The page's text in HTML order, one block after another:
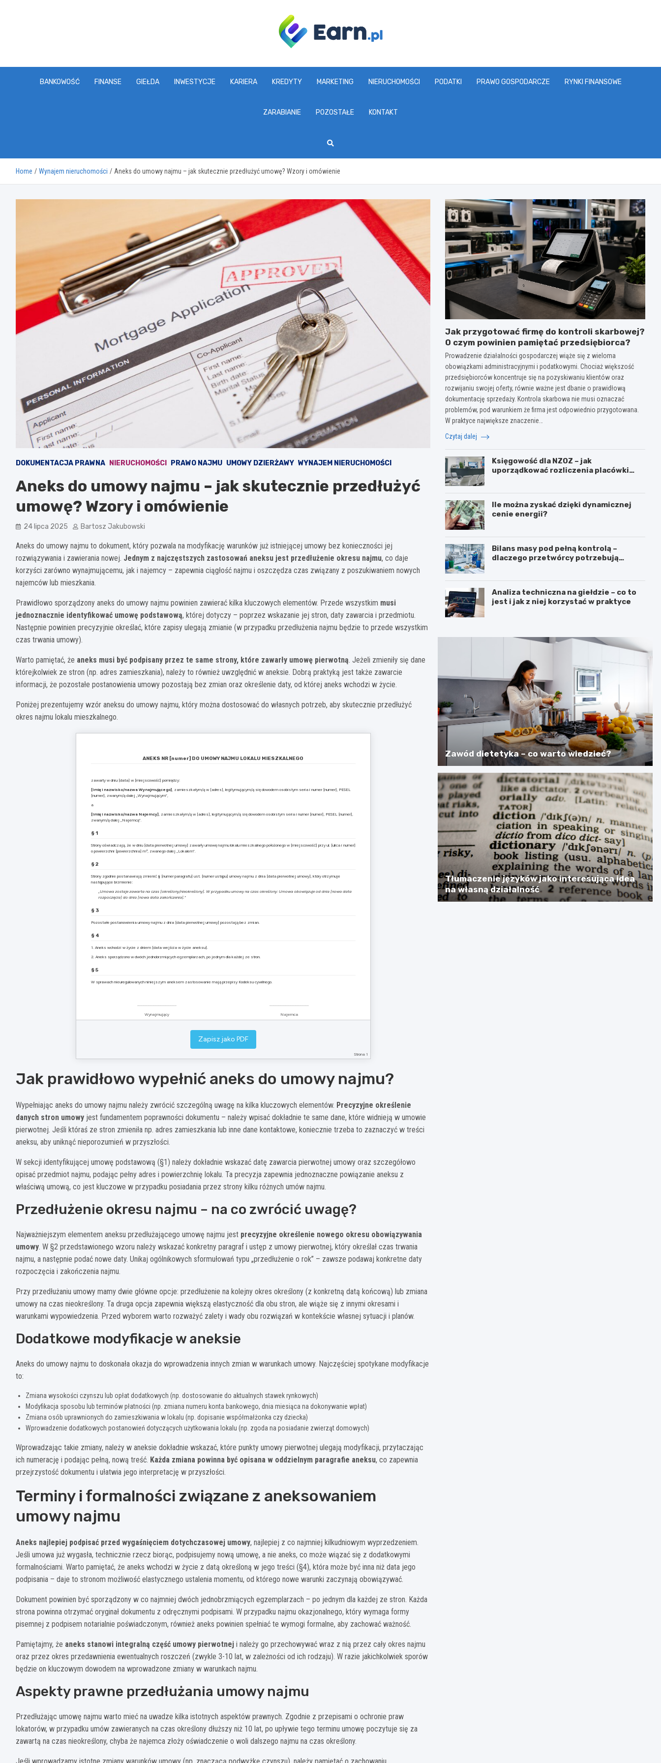
www.earn.pl
BANKOWOŚĆ FINANSE GIEŁDA INWESTYCJE KARIERA KREDYTY MARKETING NIERUCHOMOŚCI PODATKI PRAWO GOSPODARCZE RYNKI FINANSOWE
ZARABIANIE POZOSTAŁE KONTAKT
Home Wynajem nieruchomości Aneks do umowy najmu – jak skutecznie przedłużyć umowę? Wzory i omówienie
DOKUMENTACJA PRAWNA NIERUCHOMOŚCI PRAWO NAJMU UMOWY DZIERŻAWY WYNAJEM NIERUCHOMOŚCI
Aneks do umowy najmu – jak skutecznie przedłużyć
umowę? Wzory i omówienie
24 lipca 2025 Bartosz Jakubowski
Aneks do umowy najmu to dokument, który pozwala na modyfikację warunków już istniejącej umowy bez konieczności jej
rozwiązywania i zawierania nowej. Jednym z najczęstszych zastosowań aneksu jest przedłużenie okresu najmu, co daje
korzyści zarówno wynajmującemu, jak i najemcy – zapewnia ciągłość najmu i oszczędza czas związany z poszukiwaniem nowych
najemców lub mieszkania.
Prawidłowo sporządzony aneks do umowy najmu powinien zawierać kilka kluczowych elementów. Przede wszystkim musi
jednoznacznie identyfikować umowę podstawową, której dotyczy – poprzez wskazanie jej stron, daty zawarcia i przedmiotu.
Następnie powinien precyzyjnie określać, które zapisy ulegają zmianie (w przypadku przedłużenia najmu będzie to przede wszystkim
czas trwania umowy).
Warto pamiętać, że aneks musi być podpisany przez te same strony, które zawarły umowę pierwotną. Jeżeli zmieniły się dane
którejkolwiek ze stron (np. adres zamieszkania), należy to również uwzględnić w aneksie. Dobrą praktyką jest także zawarcie
informacji, że pozostałe postanowienia umowy pozostają bez zmian oraz określenie daty, od której aneks wchodzi w życie.
Poniżej prezentujemy wzór aneksu do umowy najmu, który można dostosować do własnych potrzeb, aby skutecznie przedłużyć
okres najmu lokalu mieszkalnego.
ANEKS NR [numer] DO UMOWY NAJMU LOKALU MIESZKALNEGO
zawarty w dniu [data] w [miejscowość] pomiędzy:
[Imię i nazwisko/nazwa Wynajmującego] , zamieszkałym/ą w [adres], legitymującym/ą się dowodem osobistym seria i numer [numer], PESEL
[numer], zwanym/ą dalej „Wynajmującym”,
a
[Imię i nazwisko/nazwa Najemcy] , zamieszkałym/ą w [adres], legitymującym/ą się dowodem osobistym seria i numer [numer], PESEL [numer],
zwanym/ą dalej „Najemcą”.
§ 1
Strony oświadczają, że w dniu [data pierwotnej umowy] zawarły umowę najmu lokalu mieszkalnego położonego w [miejscowość] przy ul. [ulica i numer]
o powierzchni [powierzchnia] m², zwanego dalej „Lokalem”.
§ 2
Strony zgodnie postanawiają zmienić § [numer paragrafu] ust. [numer ustępu] umowy najmu z dnia [data pierwotnej umowy], który otrzymuje
następujące brzmienie:
„Umowa zostaje zawarta na czas [określony/nieokreślony]. W przypadku umowy na czas określony: Umowa obowiązuje od dnia [nowa data
rozpoczęcia] do dnia [nowa data zakończenia].”
§ 3
Pozostałe postanowienia umowy najmu z dnia [data pierwotnej umowy] pozostają bez zmian.
§ 4
1. Aneks wchodzi w życie z dniem [data wejścia w życie aneksu].
2. Aneks sporządzono w dwóch jednobrzmiących egzemplarzach, po jednym dla każdej ze stron.
§ 5
W sprawach nieuregulowanych niniejszym aneksem zastosowanie mają przepisy Kodeksu cywilnego.
Wynajmujący
Najemca
Strona 1
Zapisz jako PDF
Jak prawidłowo wypełnić aneks do umowy najmu?
Wypełniając aneks do umowy najmu należy zwrócić szczególną uwagę na kilka kluczowych elementów. Precyzyjne określenie
danych stron umowy jest fundamentem poprawności dokumentu – należy wpisać dokładnie te same dane, które widnieją w umowie
pierwotnej. Jeśli któraś ze stron zmieniła np. adres zamieszkania lub inne dane kontaktowe, koniecznie trzeba to zaznaczyć w treści
aneksu, aby uniknąć nieporozumień w przyszłości.
W sekcji identyfikującej umowę podstawową (§1) należy dokładnie wskazać datę zawarcia pierwotnej umowy oraz szczegółowo
opisać przedmiot najmu, podając pełny adres i powierzchnię lokalu. Ta precyzja zapewnia jednoznaczne powiązanie aneksu z
właściwą umową, co jest kluczowe w przypadku posiadania przez strony kilku różnych umów najmu.
Przedłużenie okresu najmu – na co zwrócić uwagę?
Najważniejszym elementem aneksu przedłużającego umowę najmu jest precyzyjne określenie nowego okresu obowiązywania
umowy. W §2 przedstawionego wzoru należy wskazać konkretny paragraf i ustęp z umowy pierwotnej, który określał czas trwania
najmu, a następnie podać nowe daty. Unikaj ogólnikowych sformułowań typu „przedłużenie o rok” – zawsze podawaj konkretne daty
rozpoczęcia i zakończenia najmu.
Przy przedłużaniu umowy mamy dwie główne opcje: przedłużenie na kolejny okres określony (z konkretną datą końcową) lub zmiana
umowy na czas nieokreślony. Ta druga opcja zapewnia większą elastyczność dla obu stron, ale wiąże się z innymi okresami i
warunkami wypowiedzenia. Przed wyborem warto rozważyć zalety i wady obu rozwiązań w kontekście własnej sytuacji i planów.
Dodatkowe modyfikacje w aneksie
Aneks do umowy najmu to doskonała okazja do wprowadzenia innych zmian w warunkach umowy. Najczęściej spotykane modyfikacje
to:
Zmiana wysokości czynszu lub opłat dodatkowych (np. dostosowanie do aktualnych stawek rynkowych)
Modyfikacja sposobu lub terminów płatności (np. zmiana numeru konta bankowego, dnia miesiąca na dokonywanie wpłat)
Zmiana osób uprawnionych do zamieszkiwania w lokalu (np. dopisanie współmałżonka czy dziecka)
Wprowadzenie dodatkowych postanowień dotyczących użytkowania lokalu (np. zgoda na posiadanie zwierząt domowych)
Wprowadzając takie zmiany, należy w aneksie dokładnie wskazać, które punkty umowy pierwotnej ulegają modyfikacji, przytaczając
ich numerację i podając pełną, nową treść. Każda zmiana powinna być opisana w oddzielnym paragrafie aneksu, co zapewnia
przejrzystość dokumentu i ułatwia jego interpretację w przyszłości.
Terminy i formalności związane z aneksowaniem
umowy najmu
Aneks najlepiej podpisać przed wygaśnięciem dotychczasowej umowy, najlepiej z co najmniej kilkudniowym wyprzedzeniem.
Jeśli umowa już wygasła, technicznie rzecz biorąc, podpisujemy nową umowę, a nie aneks, co może wiązać się z dodatkowymi
formalnościami. Warto pamiętać, że aneks wchodzi w życie z datą określoną w jego treści (§4), która może być inna niż data jego
podpisania – daje to stronom możliwość elastycznego ustalenia momentu, od którego nowe warunki zaczynają obowiązywać.
Dokument powinien być sporządzony w co najmniej dwóch jednobrzmiących egzemplarzach – po jednym dla każdej ze stron. Każda
strona powinna otrzymać oryginał dokumentu z odręcznymi podpisami. W przypadku najmu okazjonalnego, który wymaga formy
pisemnej z podpisem notarialnie poświadczonym, również aneks powinien spełniać te wymogi formalne, aby zachować ważność.
Pamiętajmy, że aneks stanowi integralną część umowy pierwotnej i należy go przechowywać wraz z nią przez cały okres najmu
oraz przez okres przedawnienia ewentualnych roszczeń (zwykle 3-10 lat, w zależności od ich rodzaju). W razie jakichkolwiek sporów
będzie on kluczowym dowodem na wprowadzone zmiany w warunkach najmu.
Aspekty prawne przedłużania umowy najmu
Przedłużając umowę najmu warto mieć na uwadze kilka istotnych aspektów prawnych. Zgodnie z przepisami o ochronie praw
lokatorów, w przypadku umów zawieranych na czas określony dłuższy niż 10 lat, po upływie tego terminu umowę poczytuje się za
zawartą na czas nieokreślony, chyba że najemca złoży oświadczenie o woli dalszego najmu na czas określony.
Jak przygotować firmę do kontroli skarbowej?
O czym powinien pamiętać przedsiębiorca?
Prowadzenie działalności gospodarczej wiąże się z wieloma
obowiązkami administracyjnymi i podatkowymi. Chociaż większość
przedsiębiorców koncentruje się na pozyskiwaniu klientów oraz
rozwijaniu swojej oferty, równie ważne jest dbanie o prawidłową
dokumentację sprzedaży. Kontrola skarbowa nie musi oznaczać
problemów, pod warunkiem że firma jest odpowiednio przygotowana.
W praktyce największe znaczenie…
Czytaj dalej
Księgowość dla NZOZ – jak
uporządkować rozliczenia placówki
Ile można zyskać dzięki dynamicznej
cenie energii?
Bilans masy pod pełną kontrolą –
dlaczego przetwórcy potrzebują
Analiza techniczna na giełdzie – co to
jest i jak z niej korzystać w praktyce
Zawód dietetyka – co warto wiedzieć?
Tłumaczenie języków jako interesująca idea
na własną działalność